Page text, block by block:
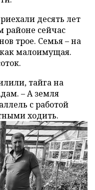
десять лет
районе сейчас
трое. Семья – на
малоимущая.
тайга на
– А земля
с работой
ходить.